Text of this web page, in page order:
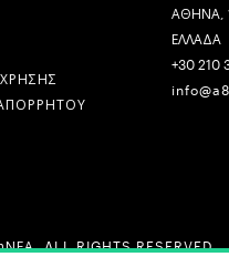
ΑΘΗΝΑ,
ΕΛΛΑΔΑ
+30 210
ALL RIGHTS RESERVED.